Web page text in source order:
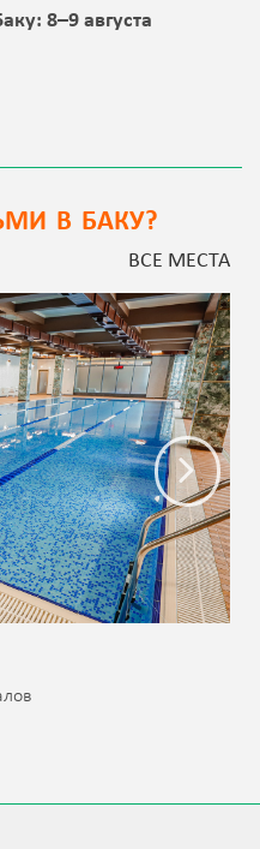
8–9 августа
В БАКУ?
ВСЕ МЕСТА